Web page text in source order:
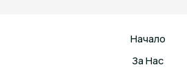
Начало
За Нас